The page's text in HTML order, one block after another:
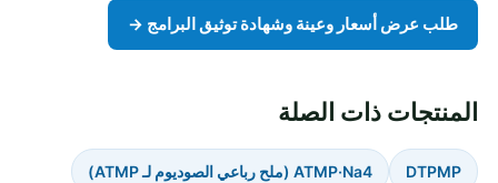
طلب عرض أسعار وعينة وشهادة توثيق البرامج →
المنتجات ذات الصلة
DTPMP ATMP·Na4 (ملح رباعي الصوديوم لـ ATMP)